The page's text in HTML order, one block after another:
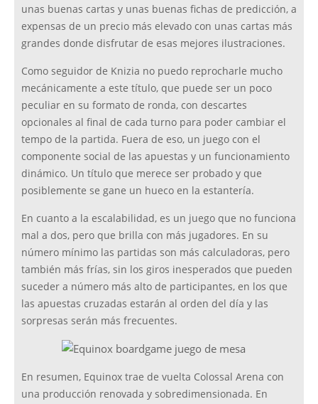
unas buenas cartas y unas buenas fichas de predicción, a
expensas de un precio más elevado con unas cartas más
grandes donde disfrutar de esas mejores ilustraciones.
Como seguidor de Knizia no puedo reprocharle mucho
mecánicamente a este título, que puede ser un poco
peculiar en su formato de ronda, con descartes
opcionales al final de cada turno para poder cambiar el
tempo de la partida. Fuera de eso, un juego con el
componente social de las apuestas y un funcionamiento
dinámico. Un título que merece ser probado y que
posiblemente se gane un hueco en la estantería.
En cuanto a la escalabilidad, es un juego que no funciona
mal a dos, pero que brilla con más jugadores. En su
número mínimo las partidas son más calculadoras, pero
también más frías, sin los giros inesperados que pueden
suceder a número más alto de participantes, en los que
las apuestas cruzadas estarán al orden del día y las
sorpresas serán más frecuentes.
En resumen, Equinox trae de vuelta Colossal Arena con
una producción renovada y sobredimensionada. En